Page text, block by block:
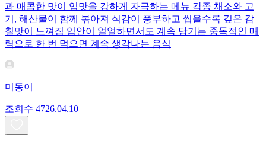
과 매콤한 맛이 입맛을 강하게 자극하는 메뉴 각종 채소와 고
기, 해산물이 함께 볶아져 식감이 풍부하고 씹을수록 깊은 감
칠맛이 느껴짐 입안이 얼얼하면서도 계속 당기는 중독적인 매
력으로 한 번 먹으면 계속 생각나는 음식
미동이
조회수 4726.04.10